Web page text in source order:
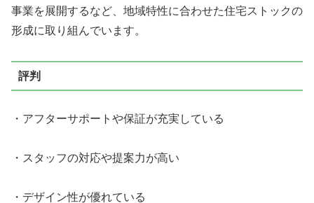
事業を展開するなど、地域特性に合わせた住宅ストックの
形成に取り組んでいます。
評判
・アフターサポートや保証が充実している
・スタッフの対応や提案力が高い
・デザイン性が優れている